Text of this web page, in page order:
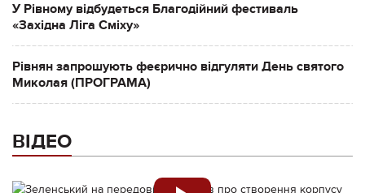
У Рівному відбудеться Благодійний фестиваль
«Західна Ліга Сміху»
Рівнян запрошують феєрично відгуляти День святого
Миколая (ПРОГРАМА)
ВІДЕО